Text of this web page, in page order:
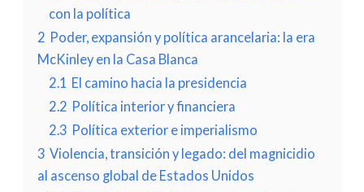
con la política
2 Poder, expansión y política arancelaria: la era
McKinley en la Casa Blanca
2.1 El camino hacia la presidencia
2.2 Política interior y financiera
2.3 Política exterior e imperialismo
3 Violencia, transición y legado: del magnicidio
al ascenso global de Estados Unidos